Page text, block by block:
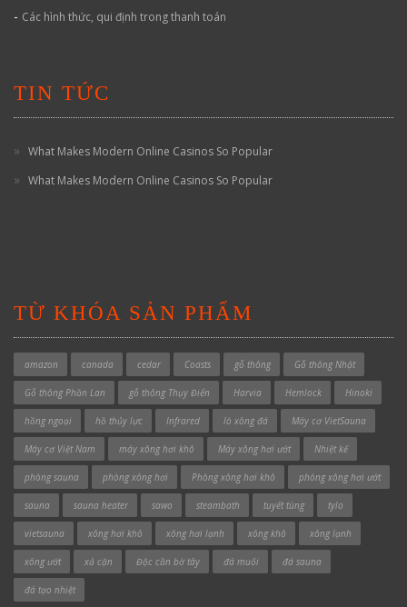
- Các hình thức, qui định trong thanh toán
TIN TỨC
What Makes Modern Online Casinos So Popular
What Makes Modern Online Casinos So Popular
TỪ KHÓA SẢN PHẨM
amazon canada cedar Coasts gỗ thông Gỗ thông Nhật
Gỗ thông Phần Lan gỗ thông Thụy Điển Harvia Hemlock Hinoki
hồng ngoại hồ thủy lực Infrared lò xông đá Máy cơ VietSauna
Máy cơ Việt Nam máy xông hơi khô Máy xông hơi ướt Nhiệt kế
phòng sauna phòng xông hơi Phòng xông hơi khô phòng xông hơi ướt
sauna sauna heater sawo steambath tuyết tùng tylo
vietsauna xông hơi khô xông hơi lạnh xông khô xông lạnh
xông ướt xả cặn Độc cần bờ tây đá muối đá sauna
đá tạo nhiệt